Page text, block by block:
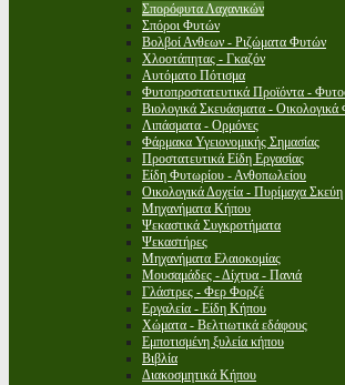
Σπορόφυτα Λαχανικών
Σπόροι Φυτών
Βολβοί Ανθεων - Ριζώματα Φυτών
Χλοοτάπητας - Γκαζόν
Αυτόματο Πότισμα
Φυτοπροστατευτικά Προϊόντα -
Βιολογικά Σκευάσματα -
Λιπάσματα - Ορμόνες
Φάρμακα Υγειονομικής Σημασίας
Προστατευτικά Είδη Εργασίας
Είδη Φυτωρίου - Ανθοπωλείου
Οικολογικά Δοχεία - Πυρίμαχα Σκεύη
Μηχανήματα Κήπου
Ψεκαστικά Συγκροτήματα
Ψεκαστήρες
Μηχανήματα Ελαιοκομίας
Μουσαμάδες - Δίχτυα - Πανιά
Γλάστρες - Φερ Φορζέ
Εργαλεία - Είδη Κήπου
Χώματα - Βελτιωτικά εδάφους
Εμποτισμένη ξυλεία κήπου
Βιβλία
Διακοσμητικά Κήπου